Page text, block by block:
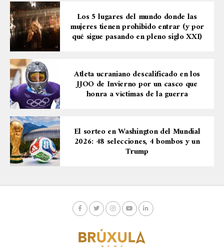
Los 5 lugares del mundo donde las
mujeres tienen prohibido entrar (y por
qué sigue pasando en pleno siglo XXI)
Atleta ucraniano descalificado en los
JJOO de Invierno por un casco que
honra a víctimas de la guerra
El sorteo en Washington del Mundial
2026: 48 selecciones, 4 bombos y un
Trump